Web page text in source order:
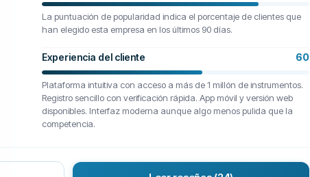
La puntuación de popularidad indica el porcentaje de clientes que
han elegido esta empresa en los últimos 90 días.
Experiencia del cliente 60
Plataforma intuitiva con acceso a más de 1 millón de instrumentos.
Registro sencillo con verificación rápida. App móvil y versión web
disponibles. Interfaz moderna aunque algo menos pulida que la
competencia.